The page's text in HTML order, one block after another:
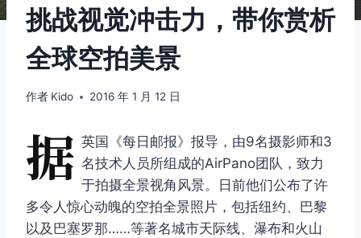
挑战视觉冲击力，带你赏析
全球空拍美景
作者 Kido 2016 年 1 月 12 日
据 英国《每日邮报》报导，由9名摄影师和3
名技术人员所组成的AirPano团队，致力
于拍摄全景视角风景。日前他们公布了许
多令人惊心动魄的空拍全景照片，包括纽约、巴黎
以及巴塞罗那……等著名城市天际线、瀑布和火山